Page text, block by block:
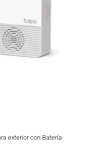
exterior con Batería